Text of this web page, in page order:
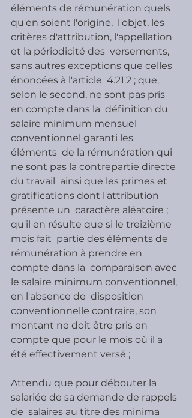
éléments de rémunération quels
qu'en soient l'origine,  l'objet, les
critères d'attribution, l'appellation
et la périodicité des  versements,
sans autres exceptions que celles
énoncées à l'article  4.21.2 ; que,
selon le second, ne sont pas pris
en compte dans la  définition du
salaire minimum mensuel
conventionnel garanti les
éléments  de la rémunération qui
ne sont pas la contrepartie directe
du travail  ainsi que les primes et
gratifications dont l'attribution
présente un  caractère aléatoire ;
qu'il en résulte que si le treizième
mois fait  partie des éléments de
rémunération à prendre en
compte dans la  comparaison avec
le salaire minimum conventionnel,
en l'absence de  disposition
conventionnelle contraire, son
montant ne doit être pris en
compte que pour le mois où il a
été effectivement versé ;
Attendu que pour débouter la
salariée de sa demande de rappels
de  salaires au titre des minima